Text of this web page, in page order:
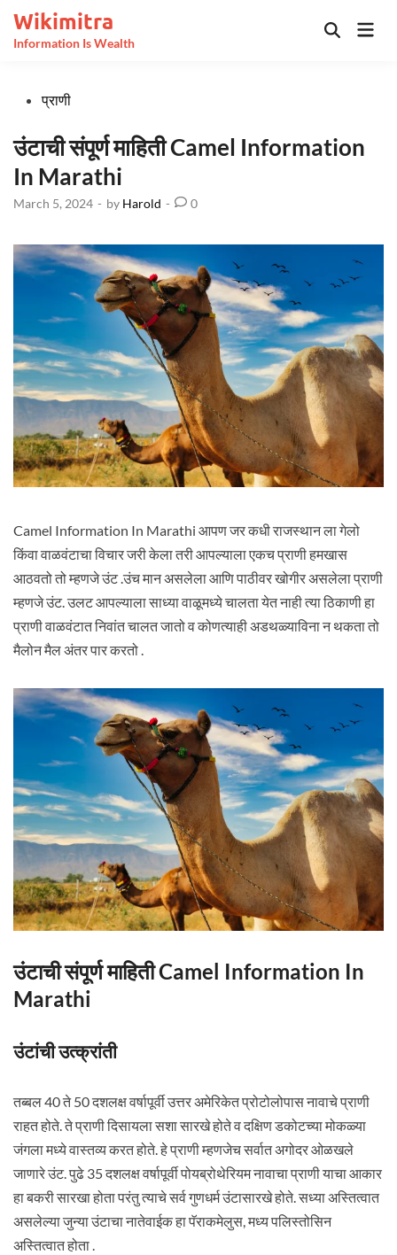
content
Wikimitra
Information Is Wealth
Open
Postedप्राणी
उंटाची संपूर्ण माहिती Camel Information
In Marathi
March 5, 2024 - by Harold - 0
Camel Information In Marathi आपण जर कधी राजस्थान ला गेलो
किंवा वाळवंटाचा विचार जरी केला तरी आपल्याला एकच प्राणी हमखास
आठवतो तो म्हणजे उंट .उंच मान असलेला आणि पाठीवर खोगीर असलेला प्राणी
म्हणजे उंट. उलट आपल्याला साध्या वाळूमध्ये चालता येत नाही त्या ठिकाणी हा
प्राणी वाळवंटात निवांत चालत जातो व कोणत्याही अडथळ्याविना न थकता तो
मैलोन मैल अंतर पार करतो .
उंटाची संपूर्ण माहिती Camel Information In
Marathi
उंटांची उत्क्रांती
तब्बल 40 ते 50 दशलक्ष वर्षापूर्वी उत्तर अमेरिकेत प्रोटोलोपास नावाचे प्राणी
राहत होते. ते प्राणी दिसायला सशा सारखे होते व दक्षिण डकोटच्या मोकळ्या
जंगला मध्ये वास्तव्य करत होते. हे प्राणी म्हणजेच सर्वात अगोदर ओळखले
जाणारे उंट. पुढे 35 दशलक्ष वर्षापूर्वी पोयब्रोथेरियम नावाचा प्राणी याचा आकार
हा बकरी सारखा होता परंतु त्याचे सर्व गुणधर्म उंटासारखे होते. सध्या अस्तित्वात
असलेल्या जुन्या उंटाचा नातेवाईक हा पॅराकमेलुस, मध्य पलिस्तोसिन
अस्तित्वात होता .